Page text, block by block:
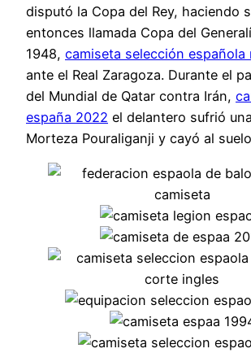
disputó la Copa del Rey, haciendo
entonces llamada Copa del
1948, camiseta selección española
ante el Real Zaragoza. Durante el
del Mundial de Qatar contra Irán,
españa 2022 el delantero sufrió
Morteza Pouraliganji y cayó al